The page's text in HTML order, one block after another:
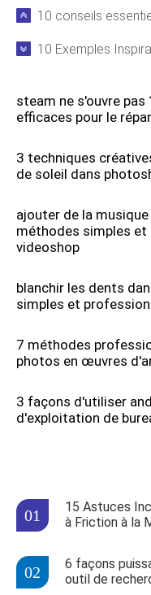
10 conseils
10 Exemples Inspirants
steam ne s'ouvre
efficaces pour le
3 techniques
de soleil dans
ajouter de la
méthodes simples
videoshop
blanchir les dents
simples et
7 méthodes
photos en œuvres
3 façons d'utiliser
d'exploitation de
15 Astuces
à Friction à la
6 façons
outil de